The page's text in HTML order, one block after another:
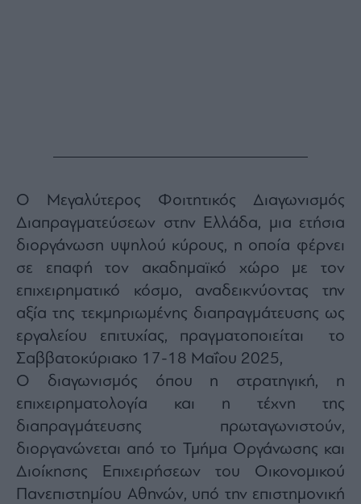
Newsletter
του
mononews.gr
submitting
your
email,
you
agree
to
Terms
and
Privacy
Notice.
can
out
at
any
time.
Ο Μεγαλύτερος Φοιτητικός Διαγωνισμός
Διαπραγματεύσεων στην Ελλάδα, μια ετήσια
διοργάνωση υψηλού κύρους, η οποία φέρνει
σε επαφή τον ακαδημαϊκό χώρο με τον
επιχειρηματικό κόσμο, αναδεικνύοντας την
αξία της τεκμηριωμένης διαπραγμάτευσης ως
εργαλείου επιτυχίας, πραγματοποιείται το
Σαββατοκύριακο 17-18 Μαΐου 2025,
Ο διαγωνισμός όπου η στρατηγική, η
επιχειρηματολογία και η τέχνη της
διαπραγμάτευσης πρωταγωνιστούν,
διοργανώνεται από το Τμήμα Οργάνωσης και
Διοίκησης Επιχειρήσεων του Οικονομικού
Πανεπιστημίου Αθηνών, υπό την επιστημονική